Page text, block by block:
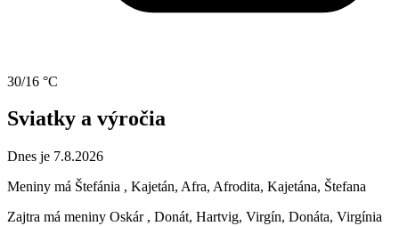
30/16 °C
Sviatky a výročia
Dnes je 7.8.2026
Meniny má Štefánia , Kajetán, Afra, Afrodita, Kajetána, Štefana
Zajtra má meniny Oskár , Donát, Hartvig, Virgín, Donáta, Virgínia